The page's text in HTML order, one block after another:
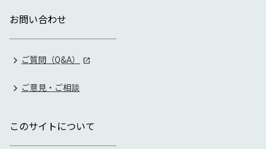
お問い合わせ
ご質問（Q&A）
ご意見・ご相談
このサイトについて